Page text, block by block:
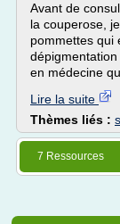
Avant de
la couperose,
pommettes qui
en médecine
Lire la suite
Thèmes liés :
7 Ressources